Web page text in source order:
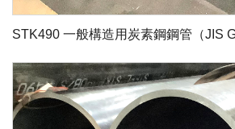
STK490 一般構造用炭素鋼鋼管（JIS G